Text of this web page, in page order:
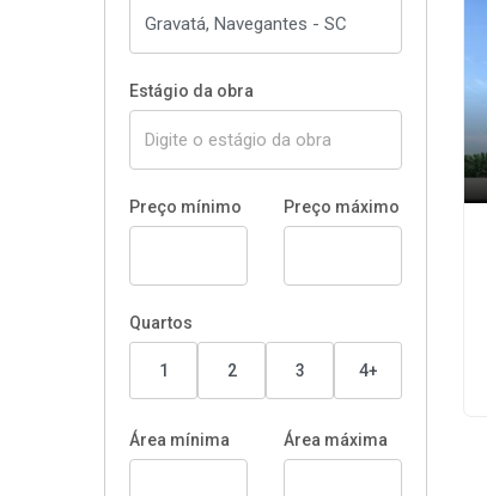
Estágio da obra
Preço mínimo Preço máximo
Quartos
1 2 3 4+
Área mínima Área máxima